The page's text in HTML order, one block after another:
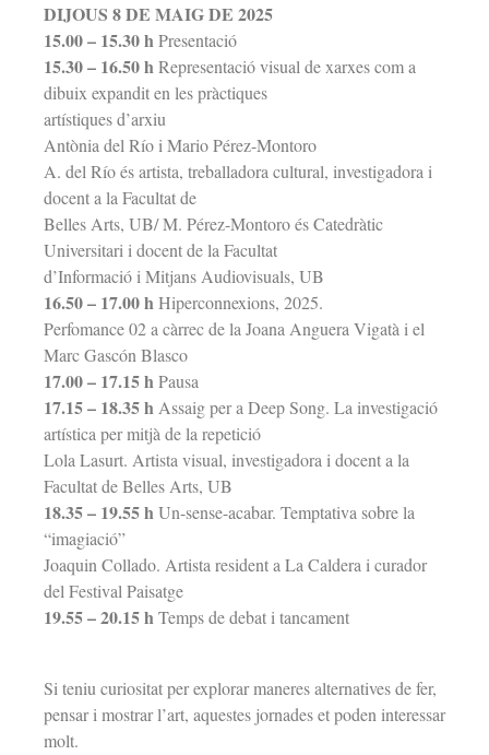
DIJOUS 8 DE MAIG DE 2025
15.00 – 15.30 hPresentació
15.30 – 16.50 hRepresentació visual de xarxes com a
dibuix expandit en les pràctiques
artístiques d’arxiu
Antònia del Río i Mario Pérez-Montoro
A. del Río és artista, treballadora cultural, investigadora i
docent a la Facultat de
Belles Arts, UB/ M. Pérez-Montoro és Catedràtic
Universitari i docent de la Facultat
d’Informació i Mitjans Audiovisuals, UB
16.50 – 17.00 hHiperconnexions, 2025.
Perfomance 02 a càrrec de la Joana Anguera Vigatà i el
Marc Gascón Blasco
17.00 – 17.15 hPausa
17.15 – 18.35 h Assaig per a Deep Song. La investigació
artística per mitjà de la repetició
Lola Lasurt. Artista visual, investigadora i docent a la
Facultat de Belles Arts, UB
18.35 – 19.55 hUn-sense-acabar. Temptativa sobre la
“imagiació”
Joaquin Collado. Artista resident a La Caldera i curador
del Festival Paisatge
19.55 – 20.15 hTemps de debat i tancament
Si teniu curiositat per explorar maneres alternatives de fer,
pensar i mostrar l’art, aquestes jornades et poden interessar
molt.